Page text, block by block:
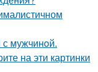
мужчинoй.
на эти картинки